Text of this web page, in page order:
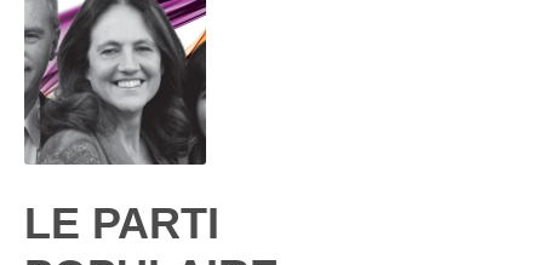
LE PARTI